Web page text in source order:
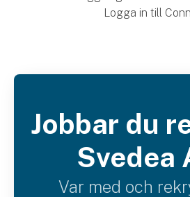
Logga in till
Jobbar du
Svedea
Var med och